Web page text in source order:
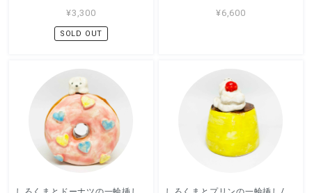
¥3,300
SOLD OUT
¥6,600